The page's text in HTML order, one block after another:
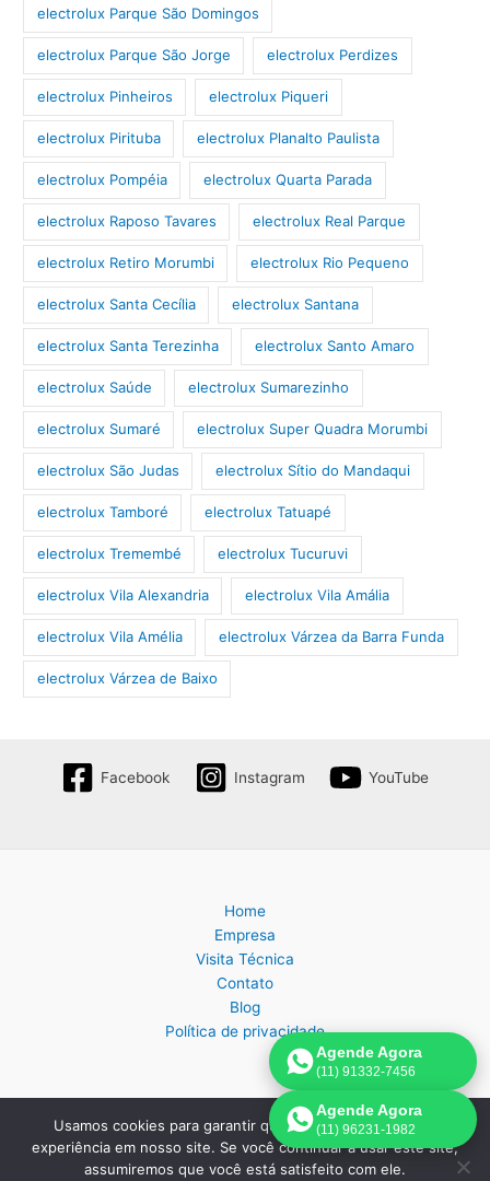
electrolux Parque São Domingos
electrolux Parque São Jorge electrolux Perdizes
electrolux Pinheiros electrolux Piqueri
electrolux Pirituba electrolux Planalto Paulista
electrolux Pompéia electrolux Quarta Parada
electrolux Raposo Tavares electrolux Real Parque
electrolux Retiro Morumbi electrolux Rio Pequeno
electrolux Santa Cecília electrolux Santana
electrolux Santa Terezinha electrolux Santo Amaro
electrolux Saúde electrolux Sumarezinho
electrolux Sumaré electrolux Super Quadra Morumbi
electrolux São Judas electrolux Sítio do Mandaqui
electrolux Tamboré electrolux Tatuapé
electrolux Tremembé electrolux Tucuruvi
electrolux Vila Alexandria electrolux Vila Amália
electrolux Vila Amélia electrolux Várzea da Barra Funda
electrolux Várzea de Baixo
Facebook Instagram YouTube
Home
Empresa
Visita Técnica
Contato
Blog
Política de privacidade
Copyright © 2026 Assistência Técnica Eletrodomésticos em São
Paulo | Criado por:
Página de Venda .
Agende Agora
(11) 91332-7456
Agende Agora
(11) 96231-1982
Usamos cookies para garantir que oferecemos a melhor
experiência em nosso site. Se você continuar a usar este site,
assumiremos que você está satisfeito com ele.